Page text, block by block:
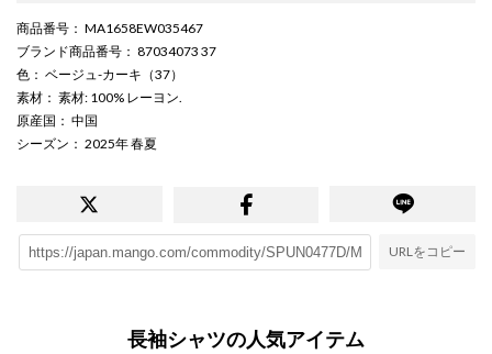
商品番号 ： MA1658EW035467
ブランド商品番号 ： 87034073 37
色 ： ベージュ-カーキ（37）
素材 ： 素材: 100% レーヨン.
原産国 ： 中国
シーズン ： 2025年 春夏
URLをコピー
長袖シャツの人気アイテム